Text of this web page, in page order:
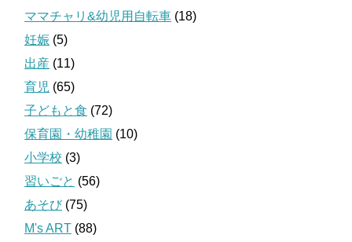
ママチャリ&幼児用自転車 (18)
妊娠 (5)
出産 (11)
育児 (65)
子どもと食 (72)
保育園・幼稚園 (10)
小学校 (3)
習いごと (56)
あそび(75)
M's ART (88)